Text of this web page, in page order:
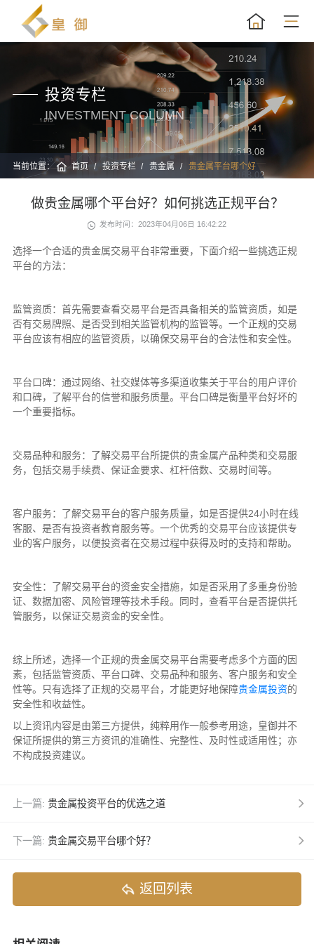
投资专栏
INVESTMENT COLUMN
当前位置： 首页 投资专栏 贵金属 贵金属平台哪个好
做贵金属哪个平台好？如何挑选正规平台？
发布时间：2023年04月06日 16:42:22
选择一个合适的贵金属交易平台非常重要，下面介绍一些挑选正规
平台的方法：
监管资质：首先需要查看交易平台是否具备相关的监管资质，如是
否有交易牌照、是否受到相关监管机构的监管等。一个正规的交易
平台应该有相应的监管资质，以确保交易平台的合法性和安全性。
平台口碑：通过网络、社交媒体等多渠道收集关于平台的用户评价
和口碑，了解平台的信誉和服务质量。平台口碑是衡量平台好坏的
一个重要指标。
交易品种和服务：了解交易平台所提供的贵金属产品种类和交易服
务，包括交易手续费、保证金要求、杠杆倍数、交易时间等。
客户服务：了解交易平台的客户服务质量，如是否提供24小时在线
客服、是否有投资者教育服务等。一个优秀的交易平台应该提供专
业的客户服务，以便投资者在交易过程中获得及时的支持和帮助。
安全性：了解交易平台的资金安全措施，如是否采用了多重身份验
证、数据加密、风险管理等技术手段。同时，查看平台是否提供托
管服务，以保证交易资金的安全性。
综上所述，选择一个正规的贵金属交易平台需要考虑多个方面的因
素，包括监管资质、平台口碑、交易品种和服务、客户服务和安全
性等。只有选择了正规的交易平台，才能更好地保障贵金属投资的
安全性和收益性。
以上资讯内容是由第三方提供，纯粹用作一般参考用途，皇御并不
保证所提供的第三方资讯的准确性、完整性、及时性或适用性；亦
不构成投资建议。
上一篇: 贵金属投资平台的优选之道
下一篇: 贵金属交易平台哪个好？
返回列表